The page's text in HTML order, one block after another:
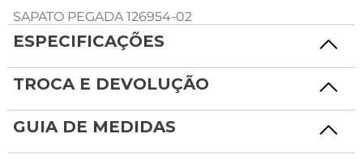
SAPATO PEGADA 126954-02
ESPECIFICAÇÕES
TROCA E DEVOLUÇÃO
GUIA DE MEDIDAS